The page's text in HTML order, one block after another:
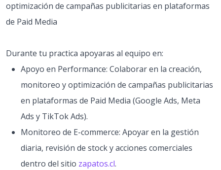
optimización de campañas publicitarias en plataformas
de Paid Media
Durante tu practica apoyaras al equipo en:
Apoyo en Performance: Colaborar en la creación,
monitoreo y optimización de campañas publicitarias
en plataformas de Paid Media (Google Ads, Meta
Ads y TikTok Ads).
Monitoreo de E-commerce: Apoyar en la gestión
diaria, revisión de stock y acciones comerciales
dentro del sitio zapatos.cl.